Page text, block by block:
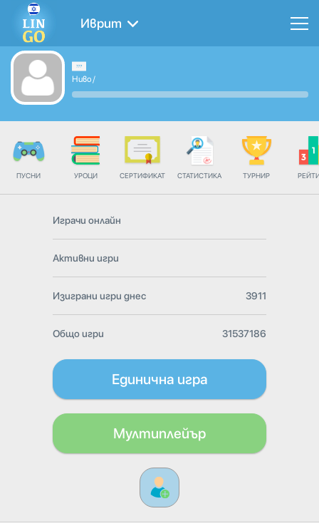
Иврит
Ниво/
ПУСНИ УРОЦИ СЕРТИФИКАТ СТАТИСТИКА ТУРНИР
Играчи онлайн
Активни игри
Изиграни игри днес 3911
Общо игри 31537186
Единична игра
Мултиплейър